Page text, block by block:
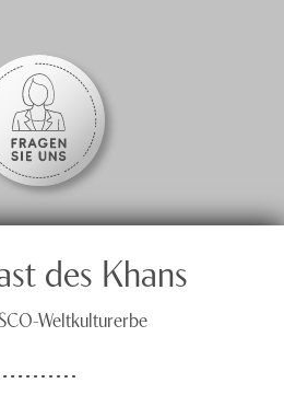
des Khans
Weltkulturerbe